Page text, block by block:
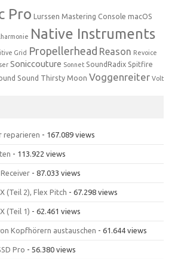
Pro Lurssen Mastering Console macOS
Native Instruments
Grid Propellerhead Reason Revoice
Soniccouture Sonnet SoundRadix Spitfire
Sound Thirsty Moon Voggenreiter Volt
reparieren - 167.089 views
- 113.922 views
- 87.033 views
(Teil 2), Flex Pitch - 67.298 views
(Teil 1) - 62.461 views
Kopfhörern austauschen - 61.644 views
Pro - 56.380 views